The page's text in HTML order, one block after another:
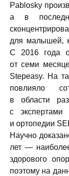
Pablosky
а в
для малышей,
С 2016 года
от семи
Stepeasy. На
повлияло
в области
с экспертами
и ортопедии
Научно
лет —
здорового
поэтому на